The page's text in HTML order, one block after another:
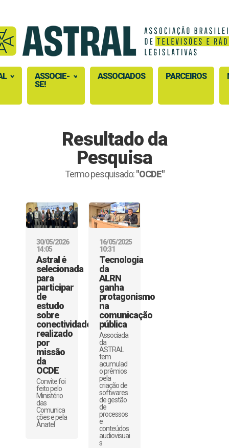
ASSOCIE-
SE!
ASSOCIADOS PARCEIROS
Resultado da
Pesquisa
Termo pesquisado:"OCDE"
30/05/2026
14:05
Astral é
selecionada
para
participar
de
estudo
sobre
conectividade
realizado
por
missão
da
OCDE
Convite foi
feito pelo
Ministério
das
Comunica
ções e pela
Anatel
16/05/2025
10:31
Tecnologia
da
ALRN
ganha
protagonismo
na
comunicação
pública
Associada
da
ASTRAL
tem
acumulad
o prêmios
pela
criação de
softwares
de gestão
de
processos
e
conteúdos
audiovisuai
s